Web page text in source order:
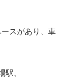
スがあり、車
駅、